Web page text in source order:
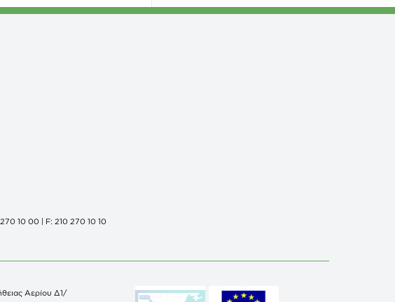
270 10 00 | F: 210 270 10 10
Αερίου Δ1/